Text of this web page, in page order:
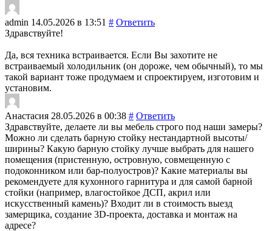
admin 14.05.2026 в 13:51 # Ответить
Здравствуйте!
Да, вся техника встраивается. Если Вы захотите не
встраиваемый холодильник (он дороже, чем обычный), то мы
такой вариант тоже продумаем и спроектируем, изготовим и
установим.
Анастасия 28.05.2026 в 00:38 # Ответить
Здравствуйте, делаете ли вы мебель строго под наши замеры?
Можно ли сделать барную стойку нестандартной высоты/
ширины? Какую барную стойку лучше выбрать для нашего
помещения (пристенную, островную, совмещенную с
подоконником или бар-полуостров)? Какие материалы вы
рекомендуете для кухонного гарнитура и для самой барной
стойки (например, влагостойкое ДСП, акрил или
искусственный камень)? Входит ли в стоимость выезд
замерщика, создание 3D-проекта, доставка и монтаж на
адресе?